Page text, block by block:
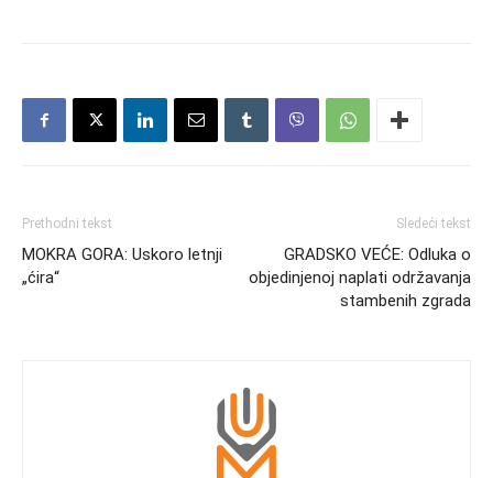
Prethodni tekst
MOKRA GORA: Uskoro letnji
„ćira“
Sledeći tekst
GRADSKO VEĆE: Odluka o
objedinjenoj naplati održavanja
stambenih zgrada